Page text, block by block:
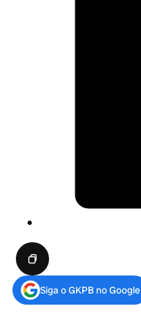
Siga o GKPB no Google